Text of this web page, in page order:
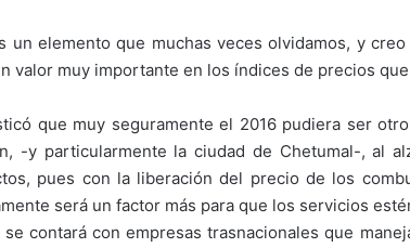
un elemento que muchas veces olvidamos, y
valor muy importante en los índices de precios
que muy seguramente el 2016 pudiera ser
-y particularmente la ciudad de Chetumal-, al
pues con la liberación del precio de los
será un factor más para que los servicios
se contará con empresas trasnacionales que